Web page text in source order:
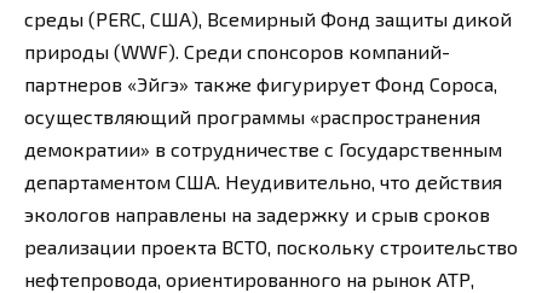
среды (PERC, США), Всемирный Фонд защиты дикой
природы (WWF). Среди спонсоров компаний-
партнеров «Эйгэ» также фигурирует Фонд Сороса,
осуществляющий программы «распространения
демократии» в сотрудничестве с Государственным
департаментом США. Неудивительно, что действия
экологов направлены на задержку и срыв сроков
реализации проекта ВСТО, поскольку строительство
нефтепровода, ориентированного на рынок АТР,